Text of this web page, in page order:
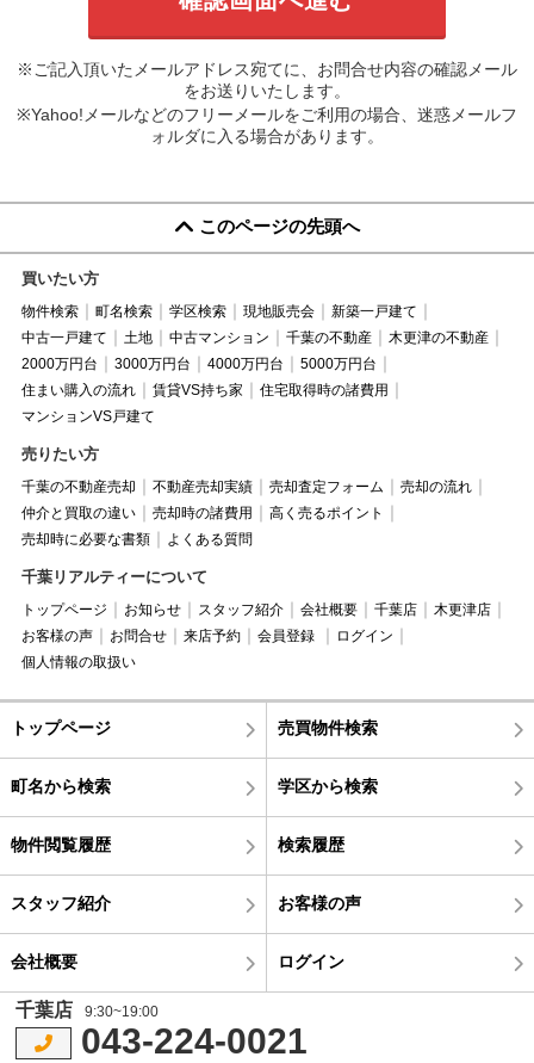
※ご記入頂いたメールアドレス宛てに、お問合せ内容の確認メール
をお送りいたします。
※Yahoo!メールなどのフリーメールをご利用の場合、迷惑メールフ
ォルダに入る場合があります。
このページの先頭へ
買いたい方
物件検索 町名検索 学区検索 現地販売会
新築一戸建て
中古一戸建て
土地 中古マンション 千葉の不動産
木更津の不動産
2000万円台
3000万円台 4000万円台
5000万円台
住まい購入の流れ
賃貸VS持ち家
住宅取得時の諸費用
マンションVS戸建て
売りたい方
千葉の不動産売却 不動産売却実績 売却査定フォーム
売却の流れ
仲介と買取の違い
売却時の諸費用
高く売るポイント
売却時に必要な書類
よくある質問
千葉リアルティーについて
トップページ お知らせ スタッフ紹介 会社概要 千葉店
木更津店
お客様の声
お問合せ 来店予約 会員登録
ログイン
個人情報の取扱い
トップページ 売買物件検索
町名から検索 学区から検索
物件閲覧履歴 検索履歴
スタッフ紹介 お客様の声
会社概要 ログイン
千葉店 9:30~19:00
043-224-0021